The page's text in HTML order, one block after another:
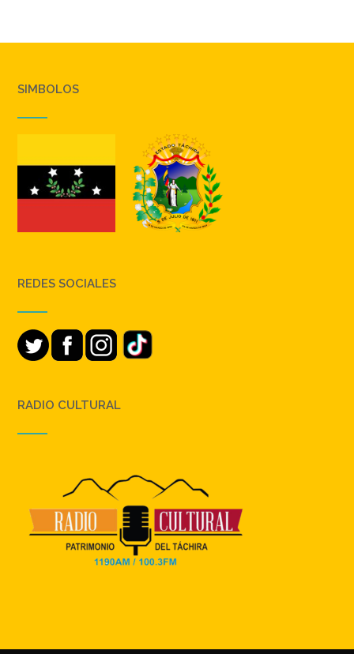
SIMBOLOS
REDES SOCIALES
RADIO CULTURAL